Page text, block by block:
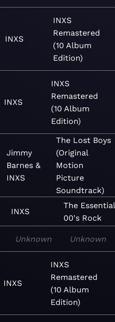
INXS
INXS
Remastered
(10 Album
Edition)
INXS
INXS
Remastered
(10 Album
Edition)
Jimmy
Barnes &
INXS
The Lost Boys
(Original
Motion
Picture
Soundtrack)
INXS
The Essential
00's Rock
Unknown Unknown
INXS
INXS
Remastered
(10 Album
Edition)